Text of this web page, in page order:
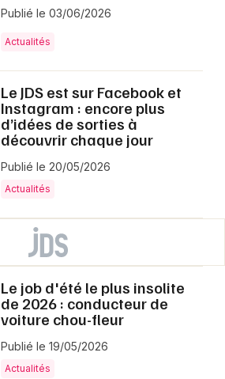
Publié le 03/06/2026
Actualités
Le JDS est sur Facebook et
Instagram : encore plus
d’idées de sorties à
découvrir chaque jour
Publié le 20/05/2026
Actualités
Le job d'été le plus insolite
de 2026 : conducteur de
voiture chou-fleur
Publié le 19/05/2026
Actualités